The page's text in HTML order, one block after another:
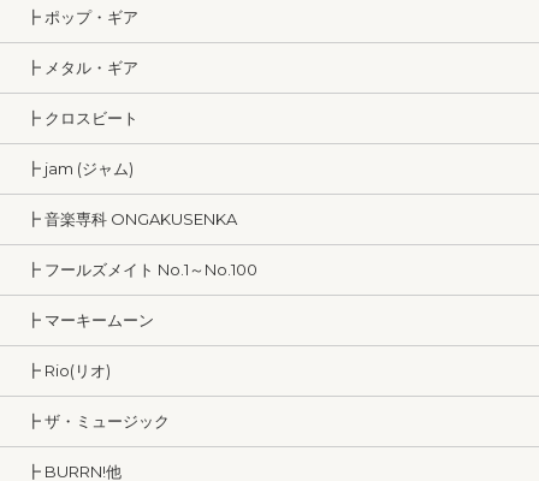
┣ ポップ・ギア
┣ メタル・ギア
┣ クロスビート
┣ jam (ジャム)
┣ 音楽専科 ONGAKUSENKA
┣ フールズメイト No.1～No.100
┣ マーキームーン
┣ Rio(リオ)
┣ ザ・ミュージック
┣ BURRN!他